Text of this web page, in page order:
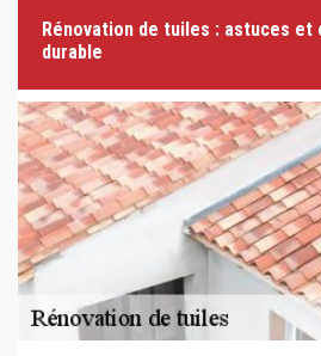
Rénovation de tuiles : astuces
durable